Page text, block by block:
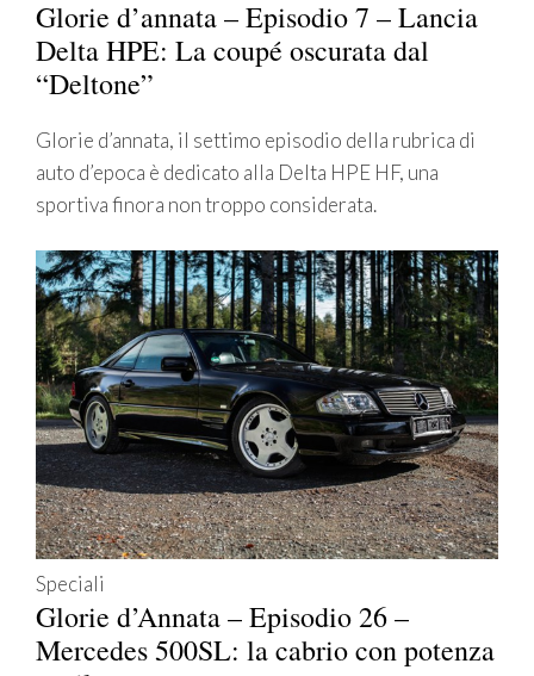
Glorie d’annata – Episodio 7 – Lancia
Delta HPE: La coupé oscurata dal
“Deltone”
Glorie d’annata, il settimo episodio della rubrica di
auto d’epoca è dedicato alla Delta HPE HF, una
sportiva finora non troppo considerata.
Speciali
Glorie d’Annata – Episodio 26 –
Mercedes 500SL: la cabrio con potenza